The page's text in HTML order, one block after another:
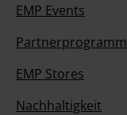
EMP Events
Partnerprogramm
EMP Stores
Nachhaltigkeit